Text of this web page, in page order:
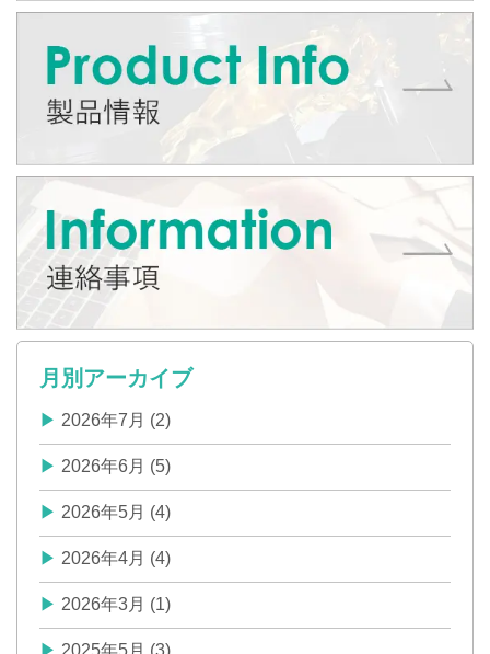
月別アーカイブ
2026年7月 (2)
2026年6月 (5)
2026年5月 (4)
2026年4月 (4)
2026年3月 (1)